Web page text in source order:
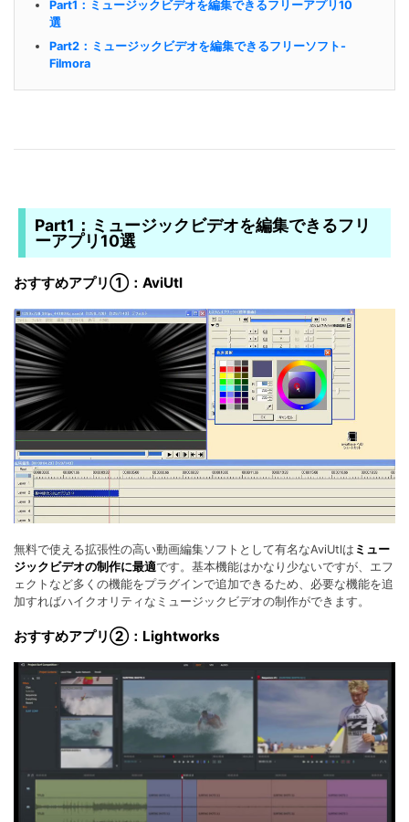
Part1：ミュージックビデオを編集できるフリーアプリ10
選
Part2：ミュージックビデオを編集できるフリーソフト-
Filmora
Part1：ミュージックビデオを編集できるフリ
ーアプリ10選
おすすめアプリ①：AviUtl
無料で使える拡張性の高い動画編集ソフトとして有名なAviUtlは ミュー
ジックビデオの制作に最適です。基本機能はかなり少ないですが、エフ
ェクトなど多くの機能をプラグインで追加できるため、必要な機能を追
加すればハイクオリティなミュージックビデオの制作ができます。
おすすめアプリ②：Lightworks